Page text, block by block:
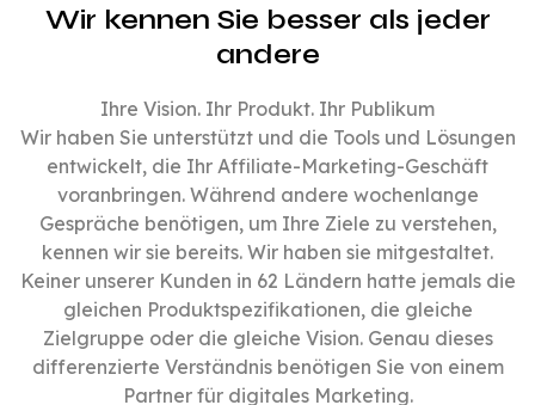
Wir kennen Sie besser als jeder
andere
Ihre Vision. Ihr Produkt. Ihr Publikum
Wir haben Sie unterstützt und die Tools und Lösungen
entwickelt, die Ihr Affiliate-Marketing-Geschäft
voranbringen. Während andere wochenlange
Gespräche benötigen, um Ihre Ziele zu verstehen,
kennen wir sie bereits. Wir haben sie mitgestaltet.
Keiner unserer Kunden in 62 Ländern hatte jemals die
gleichen Produktspezifikationen, die gleiche
Zielgruppe oder die gleiche Vision. Genau dieses
differenzierte Verständnis benötigen Sie von einem
Partner für digitales Marketing.